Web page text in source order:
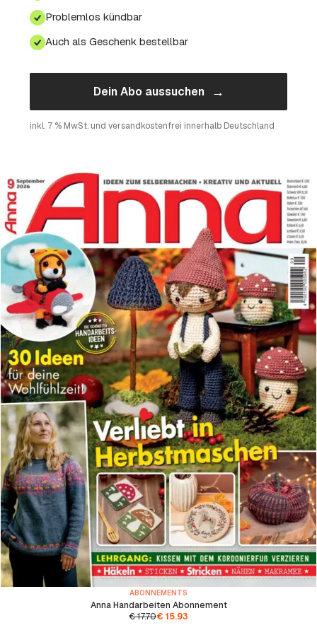
Problemlos kündbar
Auch als Geschenk bestellbar
Dein Abo aussuchen →
inkl. 7 % MwSt. und versandkostenfrei innerhalb Deutschland
ABONNEMENTS
Anna Handarbeiten Abonnement
€17.70€ 15.93